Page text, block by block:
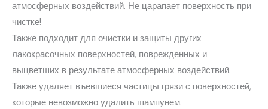
атмосферных воздействий. Не царапает поверхность при
чистке!
Также подходит для очистки и защиты других
лакокрасочных поверхностей, поврежденных и
выцветших в результате атмосферных воздействий.
Также удаляет въевшиеся частицы грязи с поверхностей,
которые невозможно удалить шампунем.